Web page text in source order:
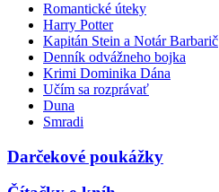
Romantické úteky
Harry Potter
Kapitán Stein a Notár Barbarič
Denník odvážneho bojka
Krimi Dominika Dána
Učím sa rozprávať
Duna
Smradi
Darčekové poukážky